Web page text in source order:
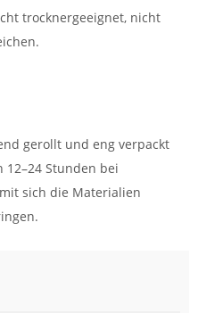
trocknergeeignet, nicht
gerollt und eng verpackt
12–24 Stunden bei
sich die Materialien